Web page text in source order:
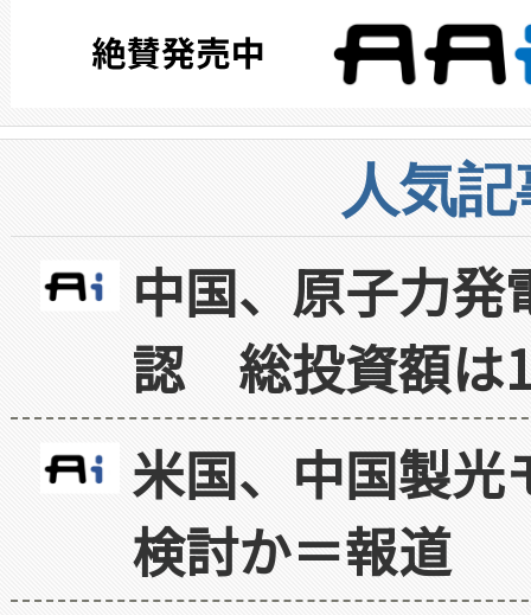
人気
中国、原子力
認 総投資額は
米国、中国製光
検討か＝報道